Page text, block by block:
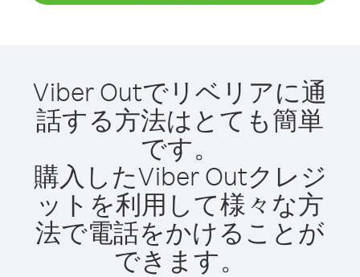
Viber Outでリベリアに通
話する方法はとても簡単
です。
購入したViber Outクレジ
ットを利用して様々な方
法で電話をかけることが
できます。